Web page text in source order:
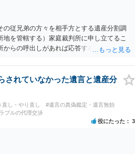
の従兄弟の方々を相手方とする遺産分割調
を管轄する）家庭裁判所に申し立てるこ
からの呼出しがあれば応答する可能性がま
った以上にないので必要書類をてきぱきと
の点是非御注意ください。
されていなかった遺言と遺産分
直し・やり直し
#遺言の真偽鑑定・遺言無効
ブルの代理交渉
役にたった 3